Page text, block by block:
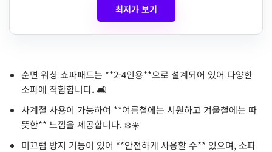
최저가 보기
순면 워싱 쇼파패드는 **2-4인용**으로 설계되어 있어 다양한
소파에 적합합니다. 🛋️
사계절 사용이 가능하여 **여름철에는 시원하고 겨울철에는 따
뜻한** 느낌을 제공합니다. ❄️☀️
미끄럼 방지 기능이 있어 **안전하게 사용할 수** 있으며, 소파